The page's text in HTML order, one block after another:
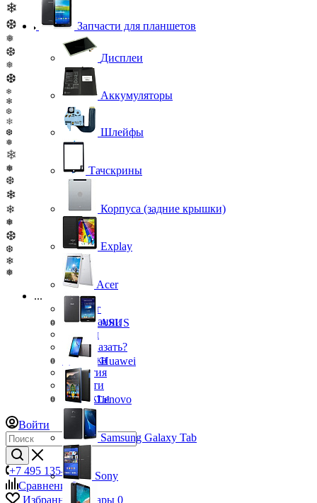
❄
❆
❅
❆
❅
❆
❄
❄
❆
❄
❆
❅
❄
❅
❆
❄
❄
❅
❆
❆
❄
❅
...
Каталог
О компании
Бренды
Как заказать?
Доставка
Гарантия
Новости
Контакты
Войти
+7 495 135-39-43
Сравнение0
Избранные товары 0
Запчасти для планшетов
Дисплеи
Аккумуляторы
Шлейфы
Тачскрины
Корпуса (задние крышки)
Explay
Acer
ASUS
Huawei
Lenovo
Samsung Galaxy Tab
Sony